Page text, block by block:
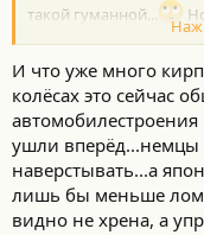
такой гуманной...
и счастливой и долгой
И что уже много
колёсах это сейчас
ушли
наверстывать...а
лишь бы меньше
видно не хрена, а